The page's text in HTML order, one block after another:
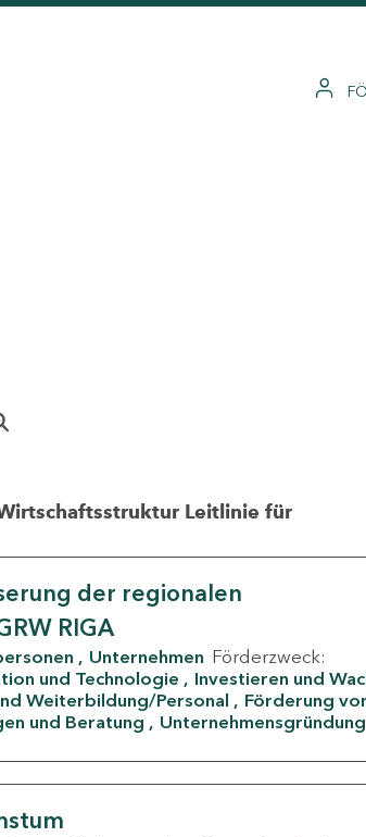
Leitlinie für
der regionalen
RIGA
Unternehmen Förderzweck:
und Technologie
Investieren und
Weiterbildung/Personal
Förderung
und Beratung Unternehmensgründung